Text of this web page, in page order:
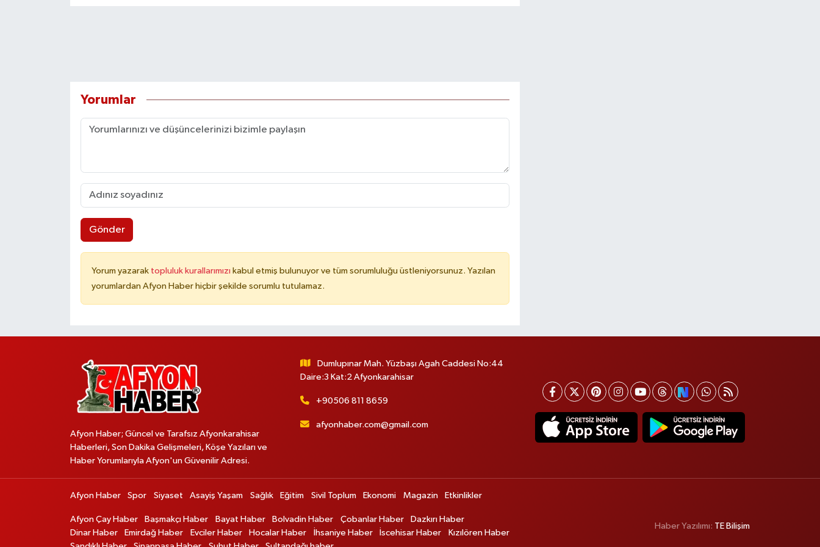
Yorumlar
Gönder
Yorum yazarak topluluk kurallarımızı kabul etmiş bulunuyor ve tüm sorumluluğu üstleniyorsunuz. Yazılan
yorumlardan Afyon Haber hiçbir şekilde sorumlu tutulamaz.
Afyon Haber; Güncel ve Tarafsız Afyonkarahisar
Haberleri, Son Dakika Gelişmeleri, Köşe Yazıları ve
Haber Yorumlarıyla Afyon'un Güvenilir Adresi.
Dumlupınar Mah. Yüzbaşı Agah Caddesi No:44
Daire:3 Kat:2 Afyonkarahisar
+90506 811 8659
afyonhaber.com@gmail.com
Afyon Haber Spor Siyaset Asayiş Yaşam Sağlık Eğitim Sivil Toplum Ekonomi Magazin Etkinlikler
Afyon Çay Haber Başmakçı Haber Bayat Haber Bolvadin Haber Çobanlar Haber
Dazkırı Haber
Dinar Haber
Emirdağ Haber Evciler Haber Hocalar Haber İhsaniye Haber İscehisar Haber
Kızılören Haber
Haber Yazılımı: TE Bilişim